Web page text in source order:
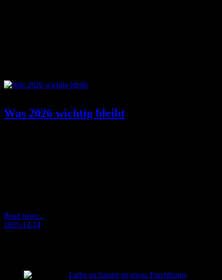
Was 2026 wichtig bleibt
Read more...
2025-12-24
Liebe zu hassen ist etwas Furchtbares